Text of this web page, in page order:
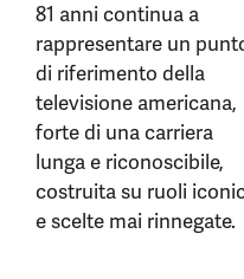
81 anni continua a
rappresentare un
di riferimento della
televisione americana,
forte di una carriera
lunga e riconoscibile,
costruita su ruoli
e scelte mai rinnegate.